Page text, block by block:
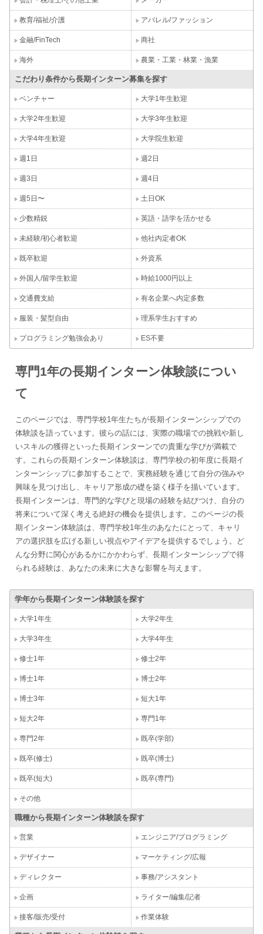
教育/福祉/介護 アパレル/ファッション
金融/FinTech 商社
海外 農業・工業・林業・漁業
こだわり条件から長期インターン募集を探す
ベンチャー 大学1年生歓迎
大学2年生歓迎 大学3年生歓迎
大学4年生歓迎 大学院生歓迎
週1日 週2日
週3日 週4日
週5日〜 土日OK
少数精鋭 英語・語学を活かせる
未経験/初心者歓迎 他社内定者OK
既卒歓迎 外資系
外国人/留学生歓迎 時給1000円以上
交通費支給 有名企業へ内定多数
服装・髪型自由 理系学生おすすめ
プログラミング勉強会あり ES不要
専門1年の長期インターン体験談につい
て
このページでは、専門学校1年生たちが長期インターンシップでの
体験談を語っています。彼らの話には、実際の職場での挑戦や新し
いスキルの獲得といった長期インターンでの貴重な学びが満載で
す。これらの長期インターン体験談は、専門学校の初年度に長期イ
ンターンシップに参加することで、実務経験を通じて自分の強みや
興味を見つけ出し、キャリア形成の礎を築く様子を描いています。
長期インターンは、専門的な学びと現場の経験を結びつけ、自分の
将来について深く考える絶好の機会を提供します。このページの長
期インターン体験談は、専門学校1年生のあなたにとって、キャリ
アの選択肢を広げる新しい視点やアイデアを提供するでしょう。ど
んな分野に関心があるかにかかわらず、長期インターンシップで得
られる経験は、あなたの未来に大きな影響を与えます。
学年から長期インターン体験談を探す
大学1年生 大学2年生
大学3年生 大学4年生
修士1年 修士2年
博士1年 博士2年
博士3年 短大1年
短大2年 専門1年
専門2年 既卒(学部)
既卒(修士) 既卒(博士)
既卒(短大) 既卒(専門)
その他
職種から長期インターン体験談を探す
営業 エンジニア/プログラミング
デザイナー マーケティング/広報
ディレクター 事務/アシスタント
企画 ライター/編集/記者
接客/販売/受付 作業体験